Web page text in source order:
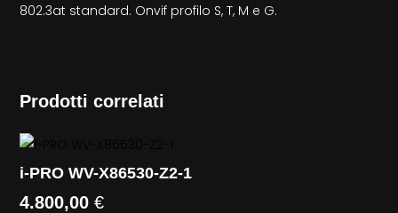
802.3at standard. Onvif profilo S, T, M e G.
Prodotti correlati
i-PRO WV-X86530-Z2-1
4.800,00€